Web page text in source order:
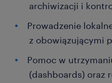
archiwizacji i
Prowadzenie
z obowiązującymi
Pomoc w
(dashboards) oraz